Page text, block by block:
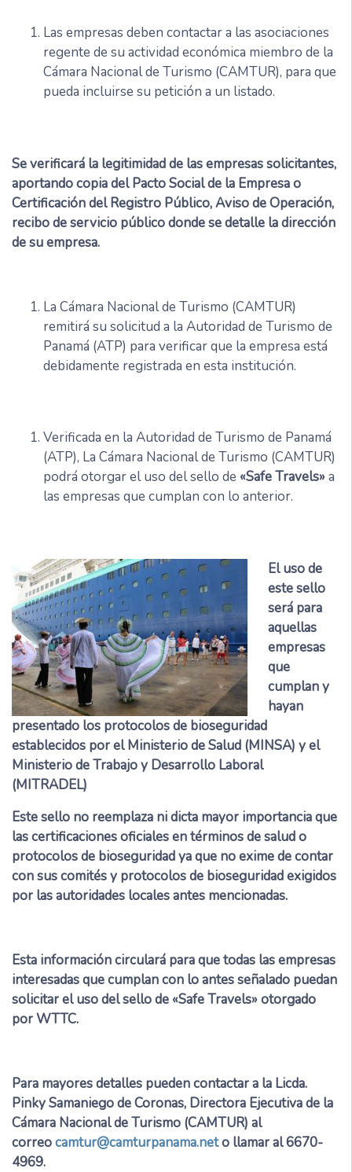
Las empresas deben contactar a las asociaciones
regente de su actividad económica miembro de la
Cámara Nacional de Turismo (CAMTUR), para que
pueda incluirse su petición a un listado.
Se verificará la legitimidad de las empresas solicitantes,
aportando copia del Pacto Social de la Empresa o
Certificación del Registro Público, Aviso de Operación,
recibo de servicio público donde se detalle la dirección
de su empresa.
La Cámara Nacional de Turismo (CAMTUR)
remitirá su solicitud a la Autoridad de Turismo de
Panamá (ATP) para verificar que la empresa está
debidamente registrada en esta institución.
Verificada en la Autoridad de Turismo de Panamá
(ATP), La Cámara Nacional de Turismo (CAMTUR)
podrá otorgar el uso del sello de «Safe Travels» a
las empresas que cumplan con lo anterior.
El uso de
este sello
será para
aquellas
empresas
que
cumplan y
hayan
presentado los protocolos de bioseguridad
establecidos por el Ministerio de Salud (MINSA) y el
Ministerio de Trabajo y Desarrollo Laboral
(MITRADEL)
Este sello no reemplaza ni dicta mayor importancia que
las certificaciones oficiales en términos de salud o
protocolos de bioseguridad ya que no exime de contar
con sus comités y protocolos de bioseguridad exigidos
por las autoridades locales antes mencionadas.
Esta información circulará para que todas las empresas
interesadas que cumplan con lo antes señalado puedan
solicitar el uso del sello de «Safe Travels» otorgado
por WTTC.
Para mayores detalles pueden contactar a la Licda.
Pinky Samaniego de Coronas, Directora Ejecutiva de la
Cámara Nacional de Turismo (CAMTUR) al
correocamtur@camturpanama.neto llamar al 6670-
4969.